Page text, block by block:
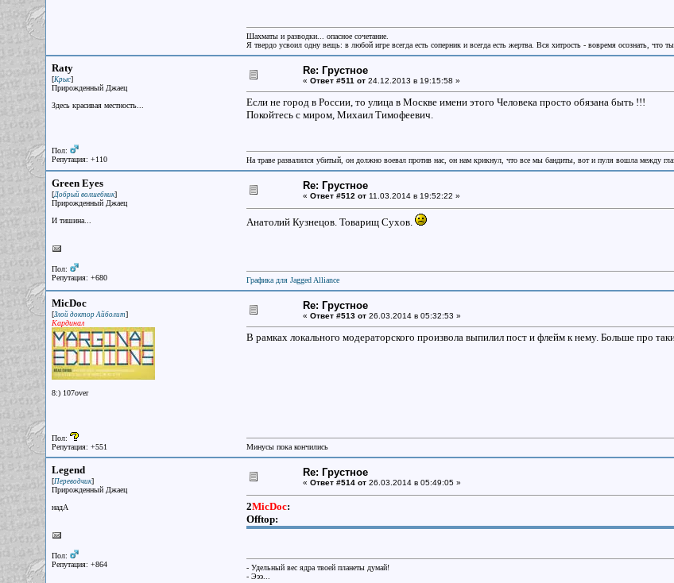
Шахматы и разводки... опасное сочетание.
Я твердо усвоил одну вещь: в любой игре всегда есть соперник и всегда есть жертва. Вся хитрость - вовремя осознать, что
Raty
[Крыс]
Прирожденный Джаец
Здесь красивая местность...
Пол:
Репутация: +110
Re: Грустное
« Ответ #511 от 24.12.2013 в 19:15:58 »
Если не город в России, то улица в Москве имени этого Человека просто обязана быть !!!
Покойтесь с миром, Михаил Тимофеевич.
На траве развалился убитый, он должно воевал против нас, он нам крикнул, что все мы бандиты, вот и пуля вошла между
Green Eyes
[Добрый волшебник]
Прирожденный Джаец
И тишина...
Пол:
Репутация: +680
Re: Грустное
« Ответ #512 от 11.03.2014 в 19:52:22 »
Анатолий Кузнецов. Товарищ Сухов.
Графика для Jagged Alliance
MicDoc
[Злой доктор Айболит]
Кардинал
8:) 107over
Пол:
Репутация: +551
Re: Грустное
« Ответ #513 от 26.03.2014 в 05:32:53 »
В рамках локального модераторского произвола выпилил пост и флейм к нему. Больше про
Минусы пока кончились
Legend
[Переводчик]
Прирожденный Джаец
надА
Пол:
Репутация: +864
Re: Грустное
« Ответ #514 от 26.03.2014 в 05:49:05 »
2MicDoc:
Offtop:
- Удельный вес ядра твоей планеты думай!
- Эээ...